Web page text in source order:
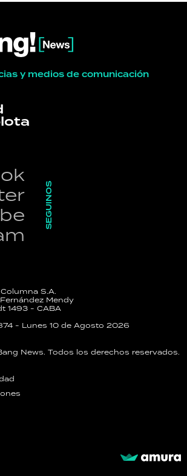
y medios de comunicación
SEGUINOS
S.A.
Mendy
1493 - CABA
- Lunes 10 de Agosto 2026
News. Todos los derechos reservados.